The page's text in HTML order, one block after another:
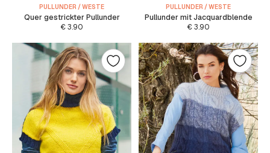
PULLUNDER / WESTE
Quer gestrickter Pullunder
€3.90
PULLUNDER / WESTE
Pullunder mit Jacquardblende
€3.90